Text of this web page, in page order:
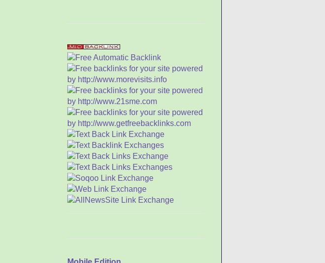
Memberi In...
Makna Tahun Baru Yin Li
(Sien Cia) Bagi Umat
Agama...
Imlek & Sistem Lunisolar
Kisah Batu Pualam
Pergi Ke Sawah Untuk
Menggali Uang Perak
Ikan dan Kera
Tradisi Memberikan
Angpao
Mengetik Membuat Anak
Menjadi Lebih Bodoh?
"Nasihat" Seekor Beruang